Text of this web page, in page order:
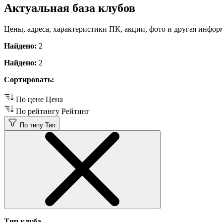
Актуальная база клубов
Цены, адреса, характеристики ПК, акции, фото и другая
Найдено: 2
Найдено: 2
Сортировать:
По цене Цена
По рейтингу Рейтинг
По типу Тип